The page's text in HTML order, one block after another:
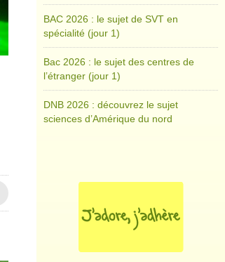
BAC 2026 : le sujet de SVT en
spécialité (jour 1)
Bac 2026 : le sujet des centres de
l’étranger (jour 1)
DNB 2026 : découvrez le sujet
sciences d’Amérique du nord